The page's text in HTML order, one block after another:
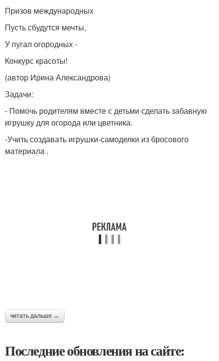
Призов международных
Пусть сбудутся мечты,
У пугал огородных -
Конкурс красоты!
(автор Ирина Александрова)
Задачи:
- Помочь родителям вместе с детьми сделать забавную
игрушку для огорода или цветника.
-Учить создавать игрушки-самоделки из бросового
материала .
читать дальше →
Последние обновления на сайте: